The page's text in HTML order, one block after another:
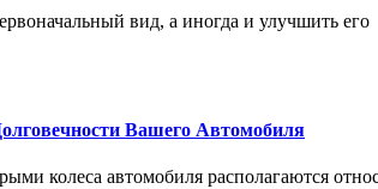
вид, а иногда и улучшить его
Вашего Автомобиля
колеса автомобиля располагаются